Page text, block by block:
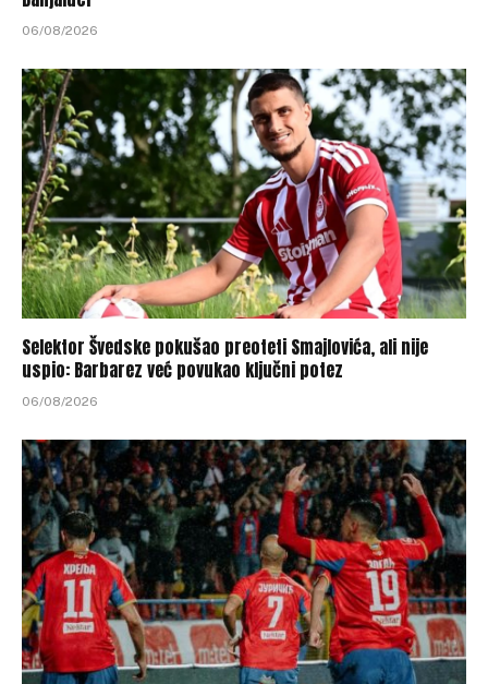
06/08/2026
Selektor Švedske pokušao preoteti Smajlovića, ali nije
uspio: Barbarez već povukao ključni potez
06/08/2026